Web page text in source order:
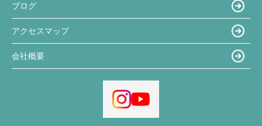
ブログ
アクセスマップ
会社概要